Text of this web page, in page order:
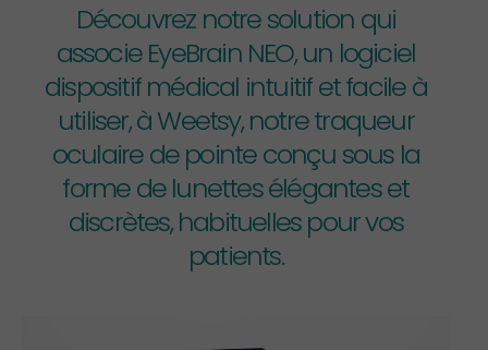
Découvrez notre solution qui
associe EyeBrain NEO, un logiciel
dispositif médical intuitif et facile à
utiliser, à Weetsy, notre traqueur
oculaire de pointe conçu sous la
forme de lunettes élégantes et
discrètes, habituelles pour vos
patients.